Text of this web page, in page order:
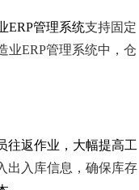
ERP管理系统支持固定
业ERP管理系统中，仓
往返作业，大幅提高工
出入库信息，确保库存